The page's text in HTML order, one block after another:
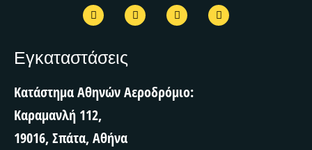
F
a
c
b
o
T
w
i
I
n
s
m
T
r
i
Εγκαταστάσεις
Κατάστημα Αθηνών Αεροδρόμιο:
Καραμανλή 112,
19016, Σπάτα, Αθήνα